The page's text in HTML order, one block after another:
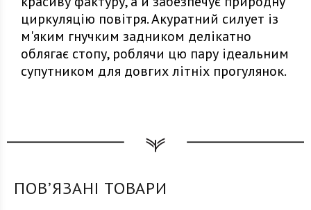
циркуляцію повітря. Акуратний силует із
м'яким гнучким задником делікатно
облягає стопу, роблячи цю пару ідеальним
супутником для довгих літніх прогулянок.
ПОВʼЯЗАНІ ТОВАРИ